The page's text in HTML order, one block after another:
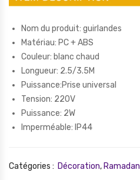
Nom du produit: guirlandes
Matériau: PC + ABS
Couleur: blanc chaud
Longueur: 2.5/3.5M
Puissance:Prise universal
Tension: 220V
Puissance: 2W
Imperméable: IP44
Catégories : Décoration, Ramadan